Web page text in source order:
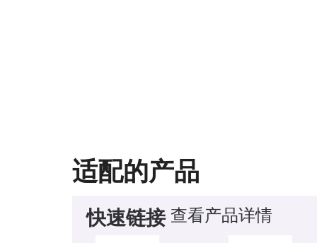
适配的产品
快速链接 查看产品详情